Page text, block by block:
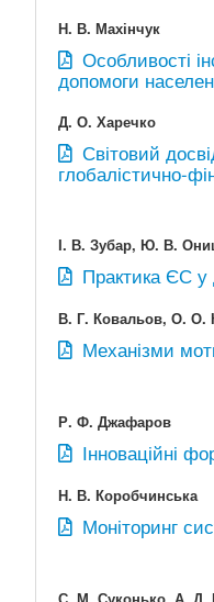
Н. В. Махінчук
Особливості
допомоги
Д. О. Харечко
Світовий
глобалістично-
І. В. Зубар, Ю. В.
Практика ЄС у
В. Г. Ковальов, О. О.
Механізми
Р. Ф. Джафаров
Інноваційні
Н. В. Коробчинська
Моніторинг